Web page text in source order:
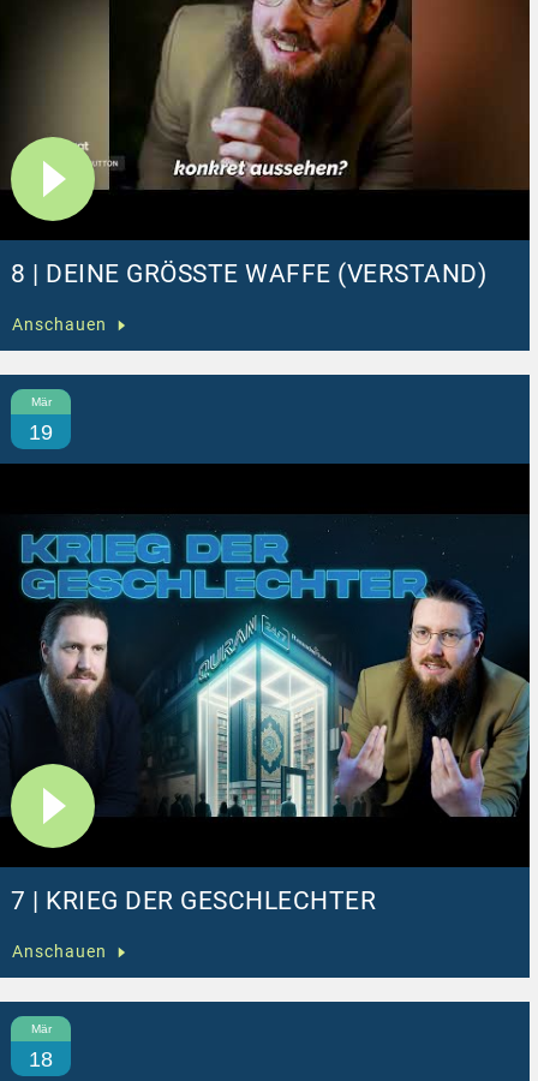
8 | DEINE GRÖSSTE WAFFE (VERSTAND)
Anschauen
Mär
19
7 | KRIEG DER GESCHLECHTER
Anschauen
Mär
18